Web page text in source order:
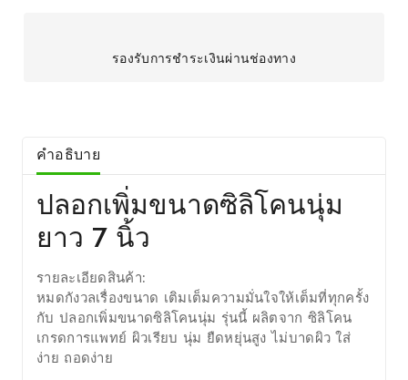
รองรับการชำระเงินผ่านช่องทาง
คำอธิบาย
ปลอกเพิ่มขนาดซิลิโคนนุ่ม
ยาว 7 นิ้ว
รายละเอียดสินค้า:
หมดกังวลเรื่องขนาด เติมเต็มความมั่นใจให้เต็มที่ทุกครั้ง
กับ ปลอกเพิ่มขนาดซิลิโคนนุ่ม รุ่นนี้ ผลิตจาก ซิลิโคน
เกรดการแพทย์ ผิวเรียบ นุ่ม ยืดหยุ่นสูง ไม่บาดผิว ใส่
ง่าย ถอดง่าย